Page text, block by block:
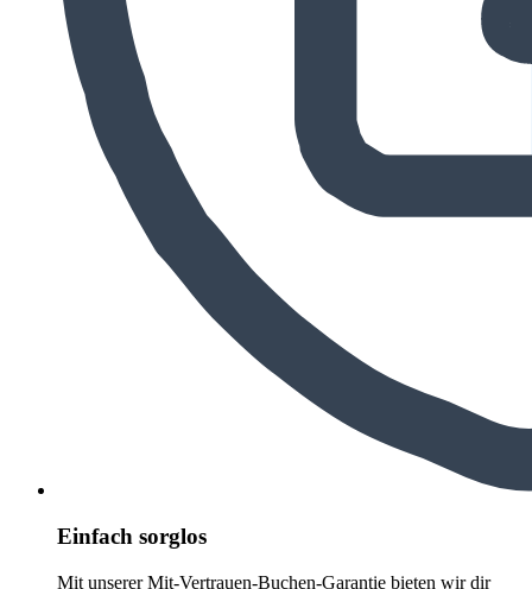
Einfach sorglos
Mit unserer Mit-Vertrauen-Buchen-Garantie bieten wir dir